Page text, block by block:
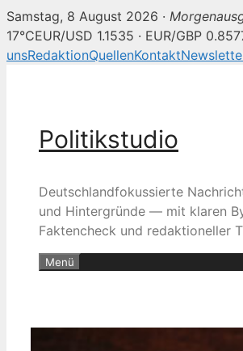
Samstag, 8 August 2026 ·
17°CEUR/USD 1.1535 · EUR/GBP
unsRedaktionQuellenKontakt
Politikstudio
Deutschlandfokussierte
und Hintergründe — mit klaren
Faktencheck und redaktioneller
Menü